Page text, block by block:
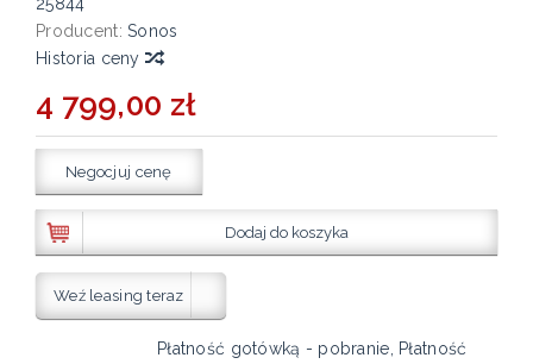
Producent: Sonos
Historia ceny
4 799,00 zł
Negocjuj cenę
Dodaj do koszyka
Weź leasing teraz
Płatność gotówką - pobranie, Płatność